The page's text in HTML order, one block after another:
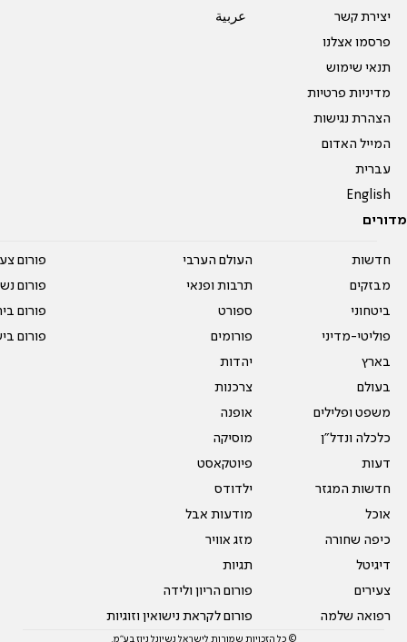
יצירת קשר
פרסמו אצלנו
תנאי שימוש
מדיניות פרטיות
הצהרת נגישות
המייל האדום
עברית
English
عربية
מדורים
חדשות
מבזקים
ביטחוני
פוליטי-מדיני
בארץ
בעולם
משפט ופלילים
כלכלה ונדל"ן
דעות
חדשות המגזר
אוכל
כיפה שחורה
דיגיטל
צעירים
רפואה שלמה
העולם הערבי
תרבות ופנאי
ספורט
פורומים
יהדות
צרכנות
אופנה
מוסיקה
פיוטקאסט
ילדודס
מודעות אבל
מזג אוויר
תגיות
פורום הריון ולידה
פורום לקראת נישואין וזוגיות
פורום
פורום
פורום
פורום
© כל הזכויות שמורות לישראל נשיונל ניוז בע"מ.